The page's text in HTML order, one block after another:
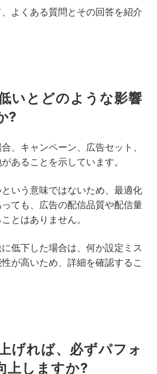
よくある質問とその回答を紹介
いとどのような影響
?
、キャンペーン、広告セット、
あることを示しています。
いう意味ではないため、最適化
ても、広告の配信品質や配信量
とはありません。
低下した場合は、何か設定ミス
が高いため、詳細を確認するこ
げれば、必ずパフォ
上しますか?